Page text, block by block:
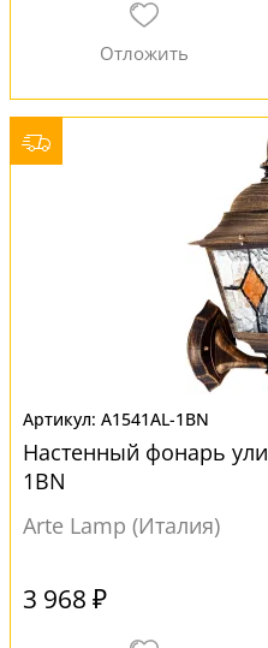
A1541AL-1BN
Настенный фонарь
1BN
Arte Lamp (Италия)
3 968 ₽